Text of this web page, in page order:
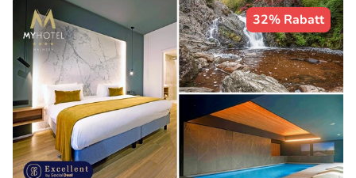
32% Rabatt